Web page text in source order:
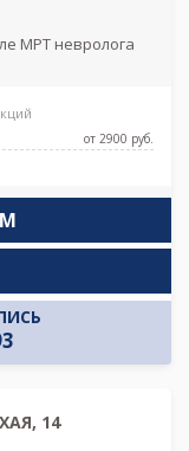
МРТ невролога
от 2900 pуб.
14